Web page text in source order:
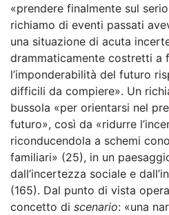
«prendere finalmente sul
richiamo di eventi passati
una situazione di acuta
drammaticamente costretti a
l’imponderabilità del futuro
difficili da compiere». Un
bussola «per orientarsi nel
futuro», così da «ridurre
riconducendola a schemi
familiari» (25), in un
dall’incertezza sociale e
(165). Dal punto di vista
concetto di scenario: «una